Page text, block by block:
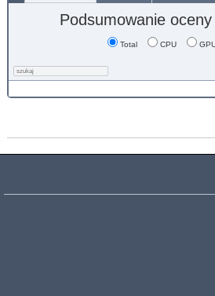
Podsumowanie
Total CPU